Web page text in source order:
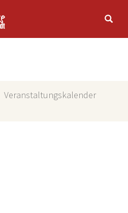
Veranstaltungskalender